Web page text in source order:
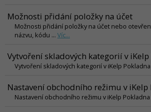
Možnosti přidání položky na účet
Možnosti přidání položky na účet nebo
názvu, kódu ... Víc...
Vytvoření skladových kategorií v
Vytvoření skladových kategorií v iKelp
Nastavení obchodního režimu v iKelp
Nastavení obchodního režimu v iKelp Pokladna